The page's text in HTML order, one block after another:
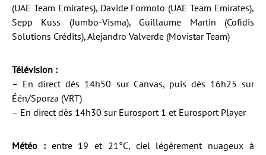
(UAE Team Emirates), Davide Formolo (UAE Team Emirates),
Sepp Kuss (Jumbo-Visma), Guillaume Martin (Cofidis
Solutions Crédits), Alejandro Valverde (Movistar Team)
Télévision :
– En direct dès 14h50 sur Canvas, puis dès 16h25 sur
Één/Sporza (VRT)
– En direct dès 14h30 sur Eurosport 1 et Eurosport Player
Météo : entre 19 et 21°C, ciel légèrement nuageux à